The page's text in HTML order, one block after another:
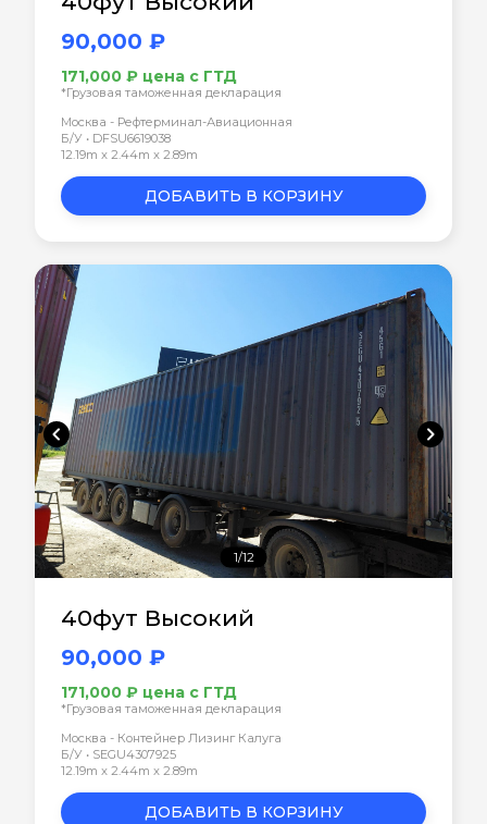
90,000 ₽
171,000 ₽ цена с ГТД
*Грузовая таможенная декларация
Москва - Рефтерминал-Авиационная
Б/У • DFSU6619038
12.19m x 2.44m x 2.89m
ДОБАВИТЬ В КОРЗИНУ
chevron_left chevron_right
1/12
40фут Высокий
90,000 ₽
171,000 ₽ цена с ГТД
*Грузовая таможенная декларация
Москва - Контейнер Лизинг Калуга
Б/У • SEGU4307925
12.19m x 2.44m x 2.89m
ДОБАВИТЬ В КОРЗИНУ